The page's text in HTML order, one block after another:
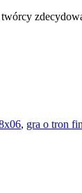
, gra o tron